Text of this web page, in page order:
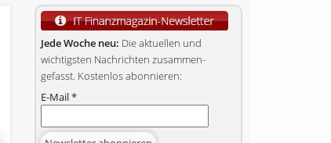
Jede Woche neu: Die aktuellen und
wichtigsten Nachrichten zusammen­
gefasst. Kostenlos abonnieren:
E-Mail*